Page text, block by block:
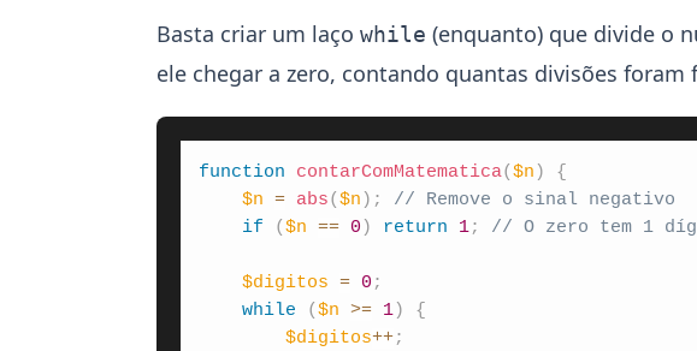
Basta criar um laço while (enquanto) que divide o
ele chegar a zero, contando quantas divisões foram
function contarComMatematica($n )
{
$n = abs($n ) ;
// Remove o sinal negativo
if
($n == 0 ) return 1; // O zero tem 1
$digitos = 0 ;
while
($n >= 1)
{
$digitos++;